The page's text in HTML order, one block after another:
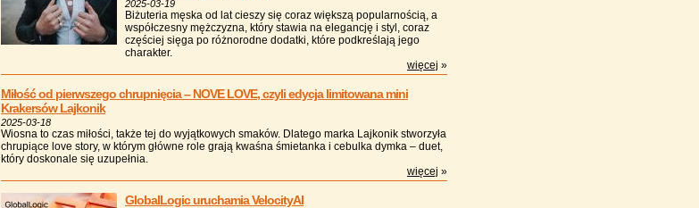
2025-03-19
Biżuteria męska od lat cieszy się coraz większą popularnością, a
współczesny mężczyzna, który stawia na elegancję i styl, coraz
częściej sięga po różnorodne dodatki, które podkreślają jego
charakter.
więcej »
Miłość od pierwszego chrupnięcia – NOVE LOVE, czyli edycja limitowana mini
Krakersów Lajkonik
2025-03-18
Wiosna to czas miłości, także tej do wyjątkowych smaków. Dlatego marka Lajkonik stworzyła
chrupiące love story, w którym główne role grają kwaśna śmietanka i cebulka dymka – duet,
który doskonale się uzupełnia.
więcej »
GlobalLogic uruchamia VelocityAI